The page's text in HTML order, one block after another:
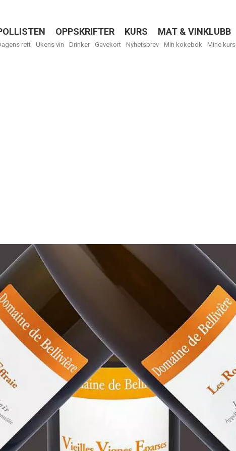
OPPSKRIFTER KURS MAT & VINKLUBB
rett Ukens vin Drinker Gavekort Nyhetsbrev Min kokebok Mine kurs